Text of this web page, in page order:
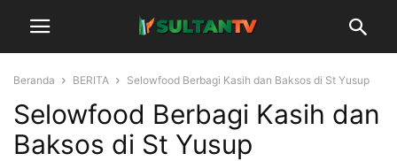
Beranda BERITA Selowfood Berbagi Kasih dan Baksos di St Yusup
Selowfood Berbagi Kasih dan
Baksos di St Yusup